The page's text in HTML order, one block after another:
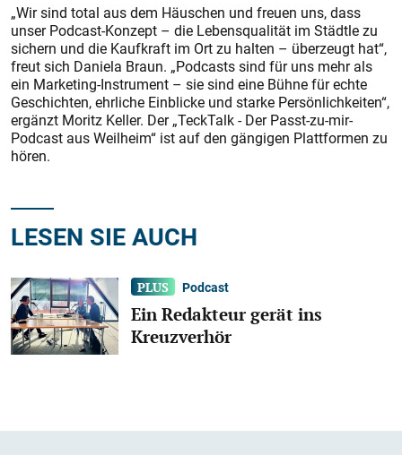
„Wir sind total aus dem Häuschen und freuen uns, dass
unser Podcast-Konzept – die Lebensqualität im Städtle zu
sichern und die Kaufkraft im Ort zu halten – überzeugt hat“,
freut sich Daniela Braun. „Podcasts sind für uns mehr als
ein Marketing-Instrument – sie sind eine Bühne für echte
Geschichten, ehrliche Einblicke und starke Persönlichkeiten“,
ergänzt Moritz Keller. Der „TeckTalk - Der Passt-zu-mir-
Podcast aus Weilheim“ ist auf den gängigen Plattformen zu
hören.
LESEN SIE AUCH
Podcast
Ein Redakteur gerät ins
Kreuzverhör